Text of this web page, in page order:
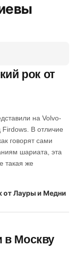
рок от
на Volvo-
В отличие
говорят сами
шариата, эта
такая же
в Москву